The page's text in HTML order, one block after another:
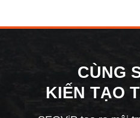
CÙNG
KIẾN TẠO